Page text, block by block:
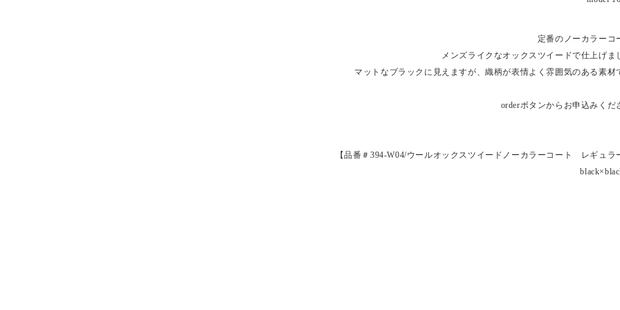
定番のノーカラーコ
メンズライクなオックスツイードで仕上げま
マットなブラックに見えますが、織柄が表情よく雰囲気のある素材
orderボタンからお申込みくだ
【品番＃394-W04/ウールオックスツイードノーカラーコート レギュラ